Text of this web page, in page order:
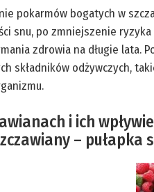
pokarmów bogatych w
snu, po zmniejszenie
zdrowia na długie lata.
składników odżywczych,
i ich
–